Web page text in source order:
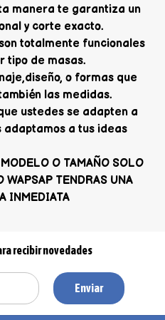
manera te garantiza un
y corte exacto.
totalmente funcionales
tipo de masas.
o formas que
las medidas.
ustedes se adapten a
adaptamos a tus ideas
O TAMAÑO SOLO
WAPSAP TENDRAS UNA
INMEDIATA
recibir novedades
Enviar